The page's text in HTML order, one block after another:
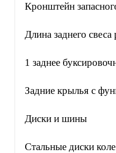
Кронштейн
Длина заднего
1 заднее
Задние крылья с
Диски и шины
Стальные диски